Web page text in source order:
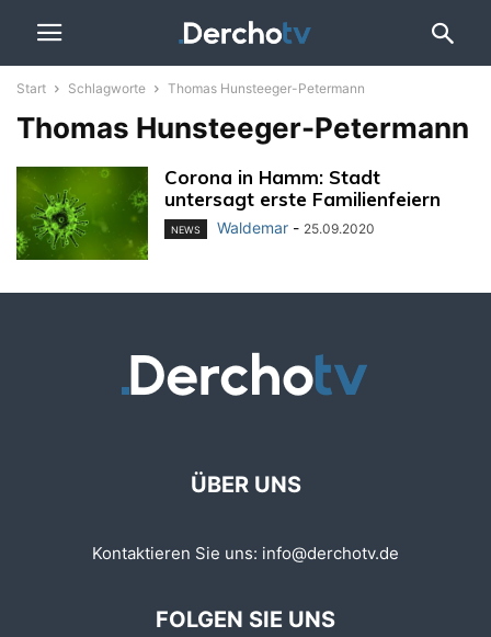
Start Schlagworte Thomas Hunsteeger-Petermann
Thomas Hunsteeger-Petermann
Corona in Hamm: Stadt
untersagt erste Familienfeiern
NEWS Waldemar - 25.09.2020
ÜBER UNS
Kontaktieren Sie uns: info@derchotv.de
FOLGEN SIE UNS